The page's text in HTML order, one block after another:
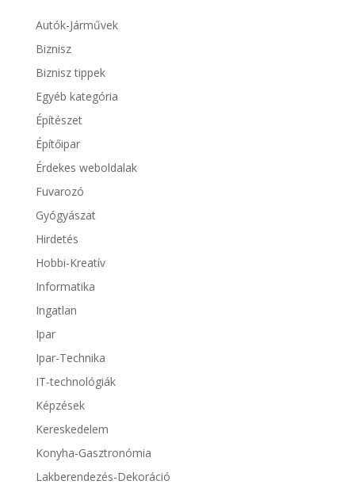
Autók-Járművek
Biznisz
Biznisz tippek
Egyéb kategória
Építészet
Építőipar
Érdekes weboldalak
Fuvarozó
Gyógyászat
Hirdetés
Hobbi-Kreatív
Informatika
Ingatlan
Ipar
Ipar-Technika
IT-technológiák
Képzések
Kereskedelem
Konyha-Gasztronómia
Lakberendezés-Dekoráció